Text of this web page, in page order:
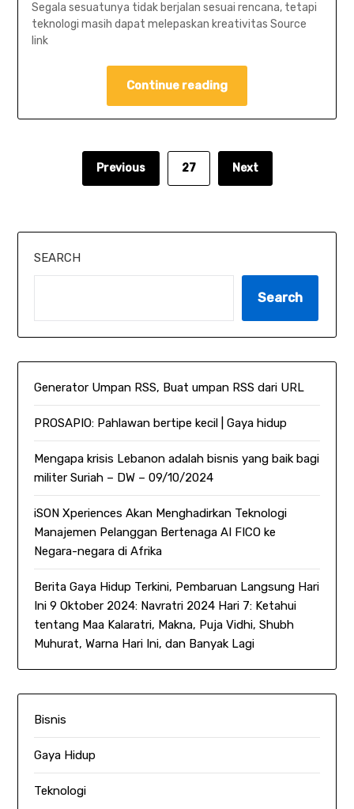
Segala sesuatunya tidak berjalan sesuai rencana, tetapi
teknologi masih dapat melepaskan kreativitas Source
link
Continue reading
Previous 27 Next
SEARCH
Search
Generator Umpan RSS, Buat umpan RSS dari URL
PROSAPIO: Pahlawan bertipe kecil | Gaya hidup
Mengapa krisis Lebanon adalah bisnis yang baik bagi
militer Suriah – DW – 09/10/2024
iSON Xperiences Akan Menghadirkan Teknologi
Manajemen Pelanggan Bertenaga AI FICO ke
Negara-negara di Afrika
Berita Gaya Hidup Terkini, Pembaruan Langsung Hari
Ini 9 Oktober 2024: Navratri 2024 Hari 7: Ketahui
tentang Maa Kalaratri, Makna, Puja Vidhi, Shubh
Muhurat, Warna Hari Ini, dan Banyak Lagi
Bisnis
Gaya Hidup
Teknologi